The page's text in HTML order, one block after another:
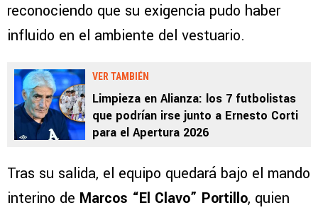
reconociendo que su exigencia pudo haber
influido en el ambiente del vestuario.
VER TAMBIÉN
Limpieza en Alianza: los 7 futbolistas
que podrían irse junto a Ernesto Corti
para el Apertura 2026
Tras su salida, el equipo quedará bajo el mando
interino de Marcos “El Clavo” Portillo, quien